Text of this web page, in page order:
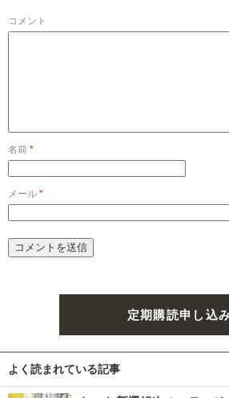
コメント
名前 *
メール *
定期購読申し込
よく読まれている記事